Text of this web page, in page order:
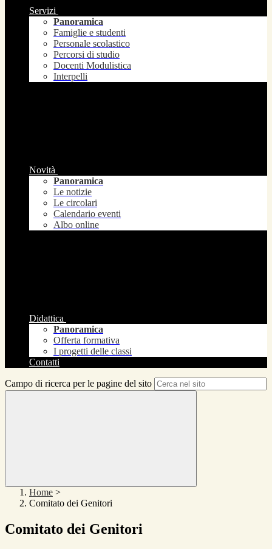
Servizi
Panoramica
Famiglie e studenti
Personale scolastico
Percorsi di studio
Docenti Modulistica
Interpelli
Novità
Panoramica
Le notizie
Le circolari
Calendario eventi
Albo online
Didattica
Panoramica
Offerta formativa
I progetti delle classi
Contatti
Campo di ricerca per le pagine del sito
Home >
Comitato dei Genitori
Comitato dei Genitori